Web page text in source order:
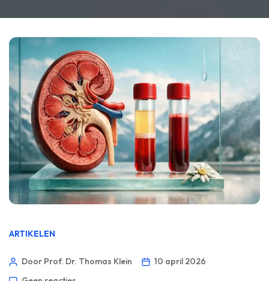
ARTIKELEN
Door Prof. Dr. Thomas Klein
10 april 2026